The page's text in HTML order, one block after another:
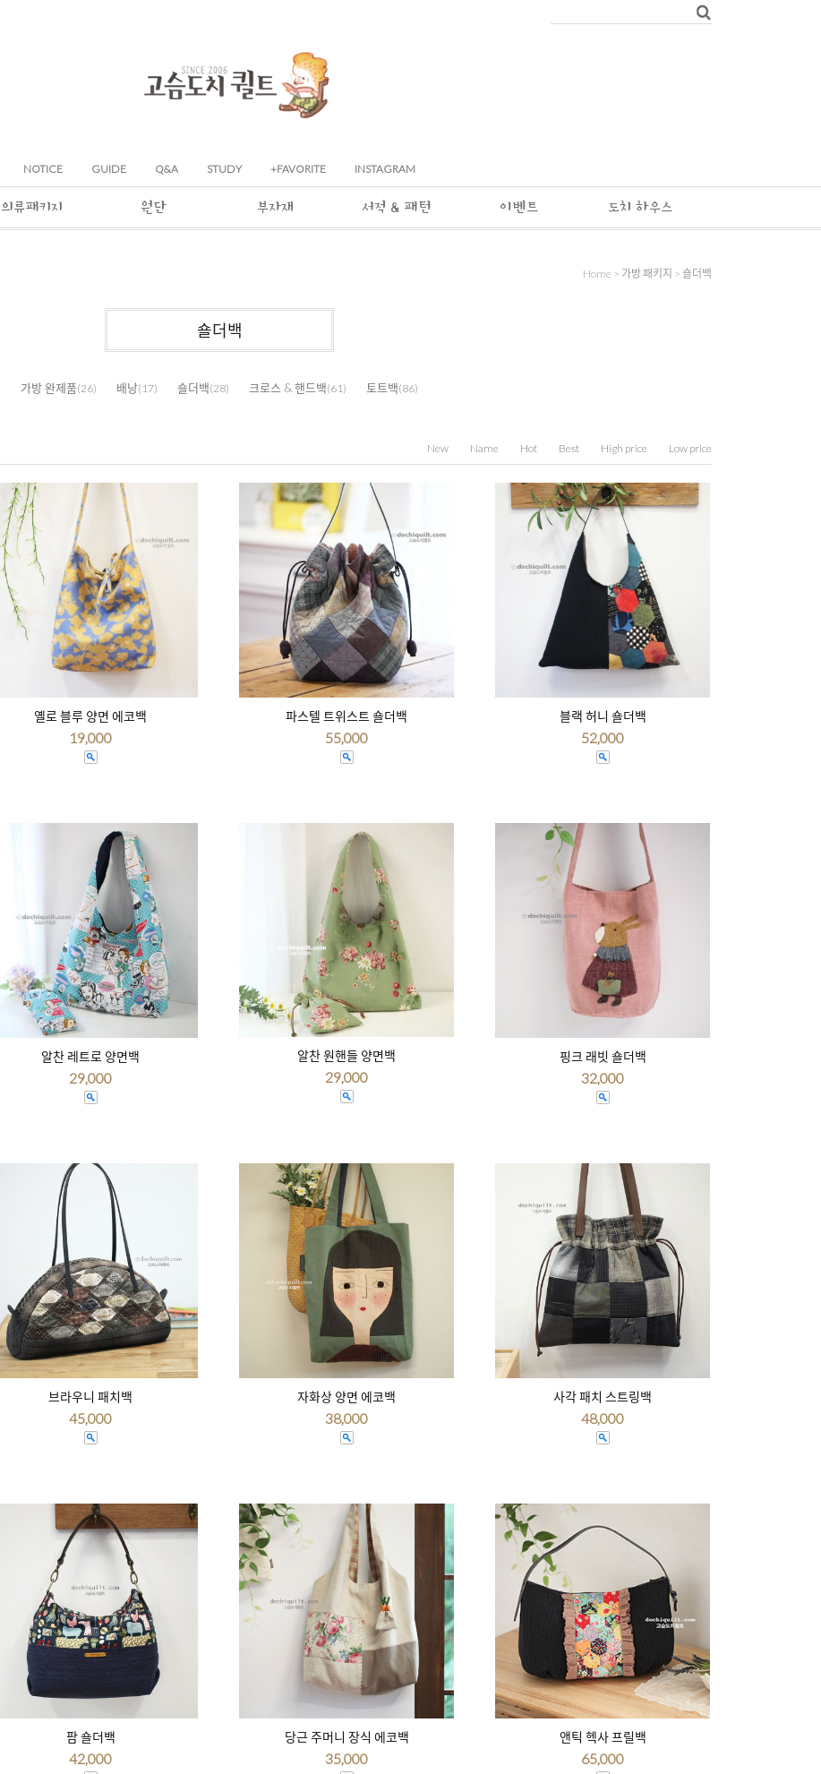
NOTICE GUIDE Q&A STUDY +FAVORITE INSTAGRAM
의류패키지 원단 부자재 서적 & 패턴 이벤트 도치 하우스
Home > 가방 패키지 > 숄더백
숄더백
가방 완제품(26) 배낭(17) 숄더백(28) 크로스 & 핸드백(61) 토트백(86)
New Name Hot Best High price Low price
옐로 블루 양면 에코백
19,000
파스텔 트위스트 숄더백
55,000
블랙 허니 숄더백
52,000
알찬 레트로 양면백
29,000
알찬 원핸들 양면백
29,000
핑크 래빗 숄더백
32,000
브라우니 패치백
45,000
자화상 양면 에코백
38,000
사각 패치 스트링백
48,000
팜 숄더백
42,000
당근 주머니 장식 에코백
35,000
앤틱 헥사 프릴백
65,000